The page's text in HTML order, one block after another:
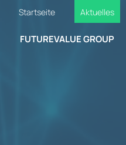
Startseite Aktuelles
FUTUREVALUE GROUP